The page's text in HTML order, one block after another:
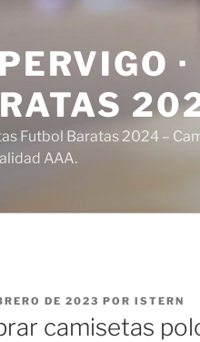
Futbol Baratas 2024 –
AAA.
DE 2023 POR ISTERN
camisetas